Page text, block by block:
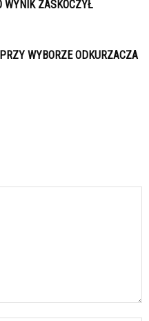
WYNIK ZASKOCZYŁ
WYBORZE ODKURZACZA